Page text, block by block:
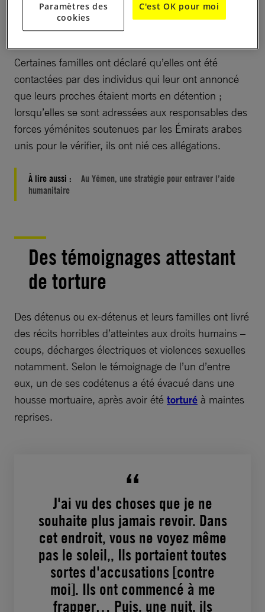
La sœur d’un homme âgé de 44 ans arrêté à Aden
fin 2016 a déclaré :
Certaines familles ont déclaré qu’elles ont été
contactées par des individus qui leur ont annoncé
que leurs proches étaient morts en détention ;
lorsqu’elles se sont adressées aux responsables des
forces yéménites soutenues par les Émirats arabes
unis pour le vérifier, ils ont nié ces allégations.
À lire aussi :
Au Yémen, une stratégie pour entraver l’aide
humanitaire
Des témoignages attestant
de torture
Des détenus ou ex-détenus et leurs familles ont livré
des récits horribles d’atteintes aux droits humains –
coups, décharges électriques et violences sexuelles
notamment. Selon le témoignage de l’un d’entre
eux, un de ses codétenus a été évacué dans une
housse mortuaire, après avoir été torturé à maintes
reprises.
J'ai vu des choses que je ne
souhaite plus jamais revoir. Dans
cet endroit, vous ne voyez même
pas le soleil,, Ils portaient toutes
sortes d'accusations [contre
moi]. Ils ont commencé à me
frapper… Puis, une nuit, ils
Paramètres des
cookies
C'est OK pour moi